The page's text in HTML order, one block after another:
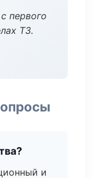
первого
ТЗ.
и